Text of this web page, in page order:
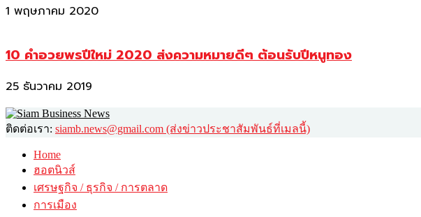
1 พฤษภาคม 2020
10 คำอวยพรปีใหม่ 2020 ส่งความหมายดีๆ ต้อนรับปีหนูทอง
25 ธันวาคม 2019
ติดต่อเรา: siamb.news@gmail.com (ส่งข่าวประชาสัมพันธ์ที่เมลนี้)
Home
ฮอตนิวส์
เศรษฐกิจ / ธุรกิจ / การตลาด
การเมือง